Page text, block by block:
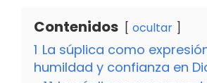
Contenidos ocultar
1 La súplica como
humildad y confianza en